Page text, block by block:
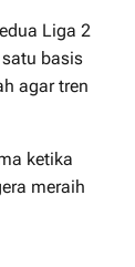
Liga 2
basis
agar tren
ketika
meraih